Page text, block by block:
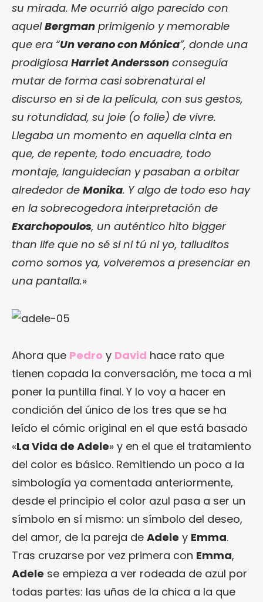
su mirada. Me ocurrió algo parecido con
aquelBergman primigenio y memorable
que era “Un verano con Mónica”, donde una
prodigiosa Harriet Andersson conseguía
mutar de forma casi sobrenatural el
discurso en si de la película, con sus gestos,
su rotundidad, su joie (o folie) de vivre.
Llegaba un momento en aquella cinta en
que, de repente, todo encuadre, todo
montaje, languidecían y pasaban a orbitar
alrededor de Monika. Y algo de todo eso hay
en la sobrecogedora interpretación de
Exarchopoulos, un auténtico hito bigger
than life que no sé si ni tú ni yo, talluditos
como somos ya, volveremos a presenciar en
una pantalla.»
Ahora que Pedro y David hace rato que
tienen copada la conversación, me toca a mi
poner la puntilla final. Y lo voy a hacer en
condición del único de los tres que se ha
leído el cómic original en el que está basado
«La Vida de Adele» y en el que el tratamiento
del color es básico. Remitiendo un poco a la
simbología ya comentada anteriormente,
desde el principio el color azul pasa a ser un
símbolo en sí mismo: un símbolo del deseo,
del amor, de la pareja de Adele y Emma.
Tras cruzarse por vez primera con Emma,
Adele se empieza a ver rodeada de azul por
todas partes: las uñas de la chica a la que